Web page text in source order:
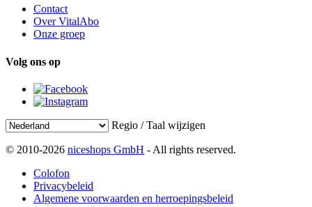
Contact
Over VitalAbo
Onze groep
Volg ons op
Regio / Taal wijzigen
© 2010-2026 niceshops GmbH - All rights reserved.
Colofon
Privacybeleid
Algemene voorwaarden en herroepingsbeleid